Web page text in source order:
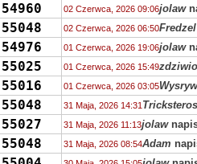
54960 02 Czerwca, 2026 09:06jolaw
55048 02 Czerwca, 2026 06:50Fredzel
54976 01 Czerwca, 2026 19:06jolaw
55025 01 Czerwca, 2026 15:49
55016 01 Czerwca, 2026 03:05
55048 31 Maja, 2026 14:31Tricksteros
55027 31 Maja, 2026 11:13jolaw
55048 31 Maja, 2026 08:54Adam